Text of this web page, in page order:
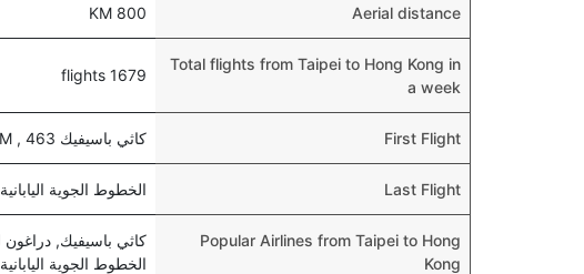
Aerial distance
800 KM
Total flights from Taipei to Hong Kong in
a week
1679 flights
First Flight كاثي باسيفيك 463 , departs at 06:00 AM
Last Flight الخطوط الجوية اليابانية 7057 , departs at 01:00 PM
Popular Airlines from Taipei to Hong
Kong
الخطوط الجوية اليابانية